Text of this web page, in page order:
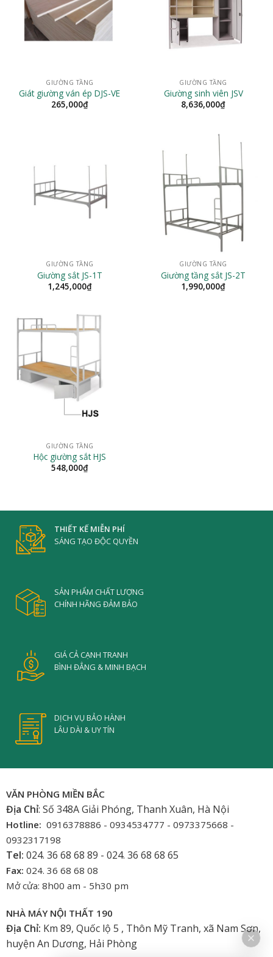
GIƯỜNG TẦNG
Giát giường ván ép DJS-VE
265,000₫
GIƯỜNG TẦNG
Giường sinh viên JSV
8,636,000₫
GIƯỜNG TẦNG
Giường sắt JS-1T
1,245,000₫
GIƯỜNG TẦNG
Giường tầng sắt JS-2T
1,990,000₫
GIƯỜNG TẦNG
Hộc giường sắt HJS
548,000₫
THIẾT KẾ MIỄN PHÍ
SÁNG TẠO ĐỘC QUYỀN
SẢN PHẨM CHẤT LƯỢNG
CHÍNH HÃNG ĐẢM BẢO
GIÁ CẢ CẠNH TRANH
BÌNH ĐẲNG & MINH BẠCH
DỊCH VỤ BẢO HÀNH
LÂU DÀI & UY TÍN
VĂN PHÒNG MIỀN BẮC
Địa Chỉ: Số 348A Giải Phóng, Thanh Xuân, Hà Nội
Hotline: 0916378886 - 0934534777 - 0973375668 -
0932317198
Tel: 024. 36 68 68 89 - 024. 36 68 68 65
Fax: 024. 36 68 68 08
Mở cửa: 8h00 am - 5h30 pm
NHÀ MÁY NỘI THẤT 190
Địa Chỉ: Km 89, Quốc lộ 5 , Thôn Mỹ Tranh, xã Nam Sơn,
huyện An Dương, Hải Phòng